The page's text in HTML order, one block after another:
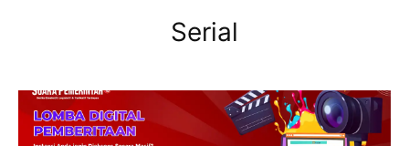
Serial